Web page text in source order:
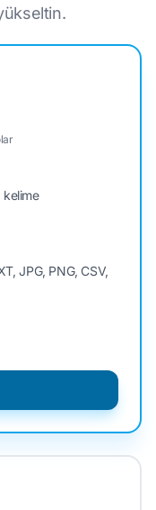
kelime
JPG, PNG, CSV,